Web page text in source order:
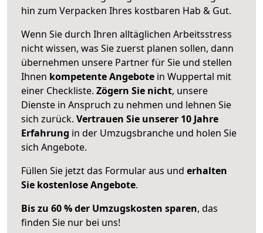
hin zum Verpacken Ihres kostbaren Hab & Gut.
Wenn Sie durch Ihren alltäglichen Arbeitsstress
nicht wissen, was Sie zuerst planen sollen, dann
übernehmen unsere Partner für Sie und stellen
Ihnen kompetente Angebote in Wuppertal mit
einer Checkliste. Zögern Sie nicht, unsere
Dienste in Anspruch zu nehmen und lehnen Sie
sich zurück. Vertrauen Sie unserer 10 Jahre
Erfahrung in der Umzugsbranche und holen Sie
sich Angebote.
Füllen Sie jetzt das Formular aus und erhalten
Sie kostenlose Angebote.
Bis zu 60 % der Umzugskosten sparen, das
finden Sie nur bei uns!